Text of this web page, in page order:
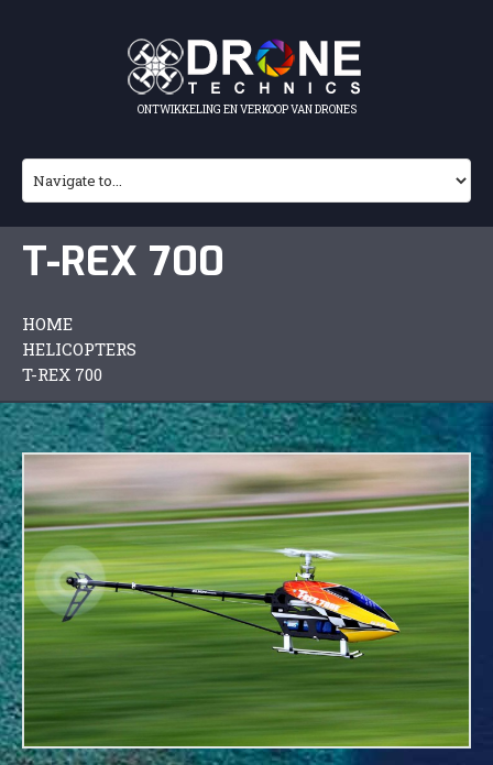
ONTWIKKELING EN VERKOOP VAN DRONES
T-REX 700
HOME
HELICOPTERS
T-REX 700